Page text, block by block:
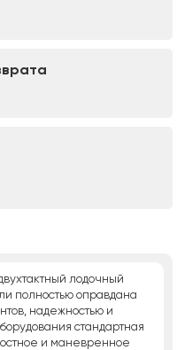
лодочный
полностью оправдана
надежностью и
стандартная
и маневренное